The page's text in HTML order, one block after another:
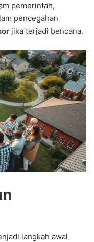
pemerintah,
pencegahan
jika terjadi bencana.
langkah awal